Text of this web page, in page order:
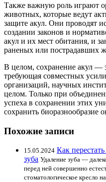
Также важную роль играют
животных, которые ведут
защите акул. Они проводят
создании законов и
акул и их мест обитания, и
раненых или пострадавших
В целом, сохранение акул —
требующая совместных
организаций, научных
целом. Только при
успеха в сохранении этих
сохранить биоразнообразие
Похожие записи
15.05.2024 Как
зуба Удаление зуба —
перед ней совершенно
стоматологическое кресло